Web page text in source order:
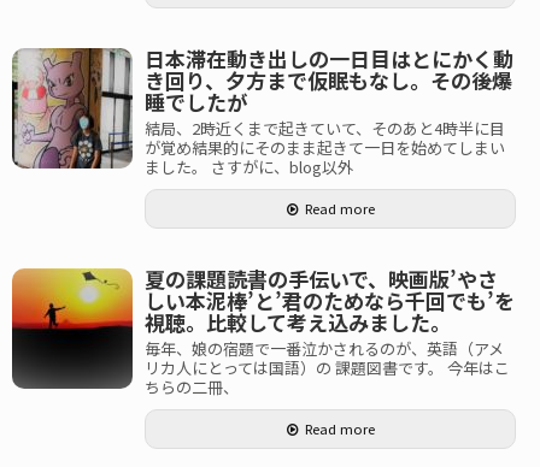
日本滞在動き出しの一日目はとにかく動
き回り、夕方まで仮眠もなし。その後爆
睡でしたが
結局、2時近くまで起きていて、そのあと4時半に目
が覚め結果的にそのまま起きて一日を始めてしまい
ました。 さすがに、blog以外
Read more
夏の課題読書の手伝いで、映画版’やさ
しい本泥棒’と’君のためなら千回でも’を
視聴。比較して考え込みました。
毎年、娘の宿題で一番泣かされるのが、英語（アメ
リカ人にとっては国語）の 課題図書です。 今年はこ
ちらの二冊、
Read more